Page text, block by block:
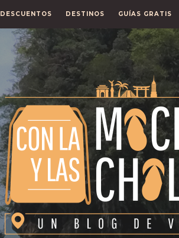
DESCUENTOS DESTINOS GUÍAS GRATIS